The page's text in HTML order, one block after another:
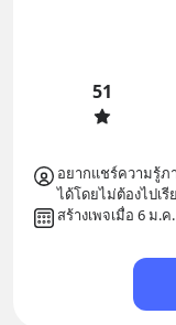
51
อยากแชร์ความรู้
ได้โดยไม่ต้องไปเรี
สร้างเพจเมื่อ 6 ม.ค